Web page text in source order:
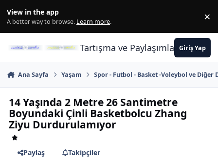
View in the app
A better way to browse. Learn more. ×
Tartışma ve PaylaşımlarınGiriş Yap
Ana Sayfa Yaşam Spor - Futbol - Basket -Voleybol ve Diğer
14 Yaşında 2 Metre 26 Santimetre
Boyundaki Çinli Basketbolcu Zhang
Ziyu Durdurulamıyor
Paylaş
Takipçiler